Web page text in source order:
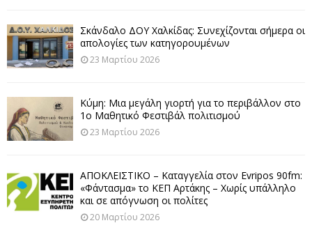
Σκάνδαλο ΔΟΥ Χαλκίδας: Συνεχίζονται σήμερα οι
απολογίες των κατηγορουμένων
23 Μαρτίου 2026
Κύμη: Μια μεγάλη γιορτή για το περιβάλλον στο
1ο Μαθητικό Φεστιβάλ πολιτισμού
23 Μαρτίου 2026
ΑΠΟΚΛΕΙΣΤΙΚΟ – Καταγγελία στον Evripos 90fm:
«Φάντασμα» το ΚΕΠ Αρτάκης – Χωρίς υπάλληλο
και σε απόγνωση οι πολίτες
20 Μαρτίου 2026